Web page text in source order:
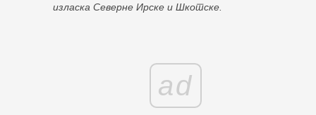
изласка Северне Ирске и Шкотске.
ad